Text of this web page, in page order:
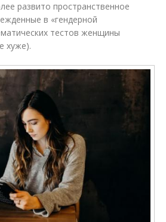
развито пространственное
в «гендерной
тестов женщины
хуже).